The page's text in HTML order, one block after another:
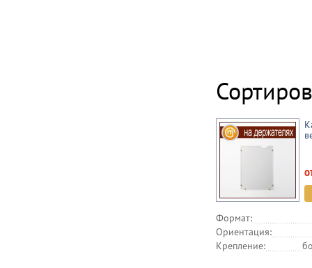
Формат:
Ориентация:
Крепление: